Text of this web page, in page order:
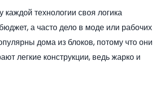
каждой технологии своя логика
а часто дело в моде или рабочих
дома из блоков, потому что они
легкие конструкции, ведь жарко и